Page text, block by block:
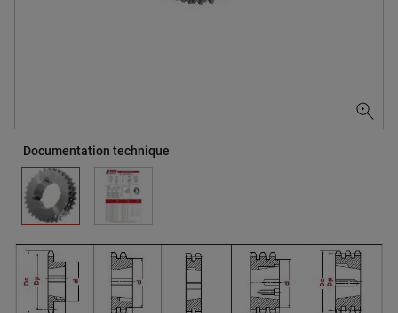
Documentation technique